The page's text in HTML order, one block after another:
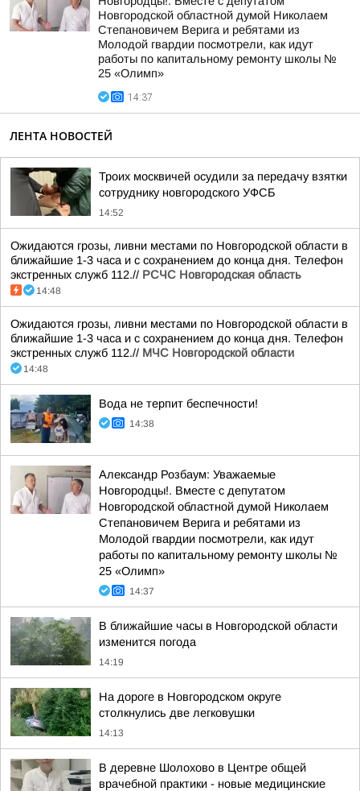
Новгородской областной думой Николаем
Степановичем Верига и ребятами из
Молодой гвардии посмотрели, как идут
работы по капитальному ремонту школы №
25 «Олимп»
14:37
ЛЕНТА НОВОСТЕЙ
Троих москвичей осудили за передачу взятки
сотруднику новгородского УФСБ
14:52
Ожидаются грозы, ливни местами по Новгородской области в
ближайшие 1-3 часа и с сохранением до конца дня. Телефон
экстренных служб 112.// РСЧС Новгородская область
14:48
Ожидаются грозы, ливни местами по Новгородской области в
ближайшие 1-3 часа и с сохранением до конца дня. Телефон
экстренных служб 112.// МЧС Новгородской области
14:48
Вода не терпит беспечности!
14:38
Александр Розбаум: Уважаемые
Новгородцы!. Вместе с депутатом
Новгородской областной думой Николаем
Степановичем Верига и ребятами из
Молодой гвардии посмотрели, как идут
работы по капитальному ремонту школы №
25 «Олимп»
14:37
В ближайшие часы в Новгородской области
изменится погода
14:19
На дороге в Новгородском округе
столкнулись две легковушки
14:13
В деревне Шолохово в Центре общей
врачебной практики - новые медицинские